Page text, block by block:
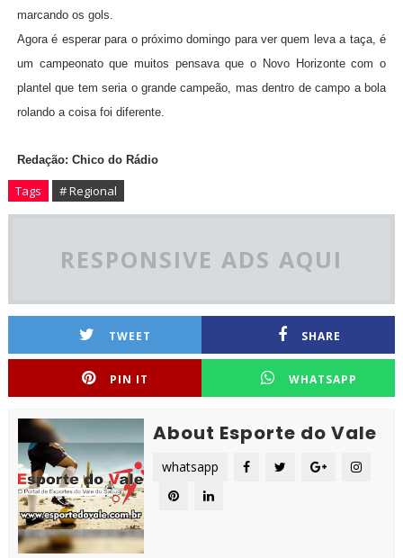
marcando os gols.
Agora é esperar para o próximo domingo para ver quem leva a taça, é
um campeonato que muitos pensava que o Novo Horizonte com o
plantel que tem seria o grande campeão, mas dentro de campo a bola
rolando a coisa foi diferente.
Redação: Chico do Rádio
Tags # Regional
RESPONSIVE ADS AQUI
TWEET SHARE
PIN IT WHATSAPP
About Esporte do Vale
whatsapp